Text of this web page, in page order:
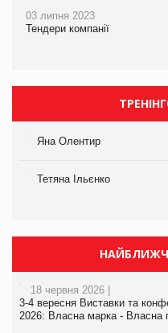
03 липня 2023
Тендери компанії
Яна Олентир
Тетяна Ільєнко
18 червня 2026 |
3-4 вересня Виставки та
2026: Власна марка - Власна